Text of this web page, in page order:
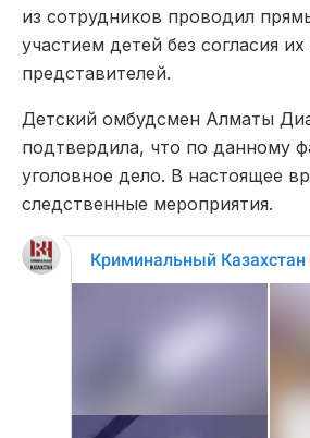
из сотрудников проводил
участием детей без согласия
представителей.
Детский омбудсмен Алматы
подтвердила, что по данному
уголовное дело. В настоящее
следственные мероприятия.